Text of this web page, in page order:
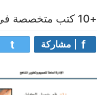
مشاركة